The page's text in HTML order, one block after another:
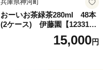
兵庫県神河町
おーいお茶緑茶280ml 48本
(2ケース) 伊藤園【123317
15,000円